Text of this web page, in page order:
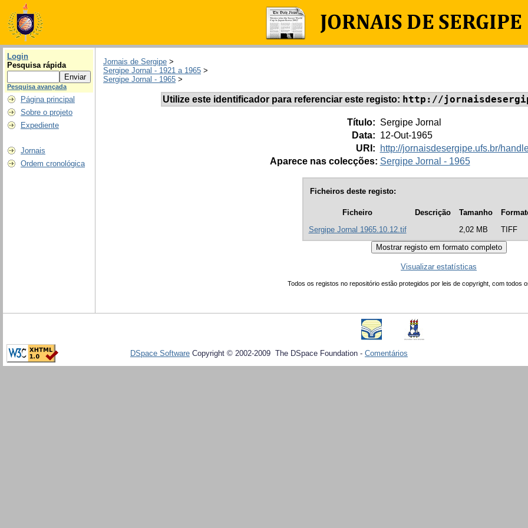
Login
Pesquisa rápida
Pesquisa avançada
Página principal
Sobre o projeto
Expediente
Jornais
Ordem cronológica
Jornais de Sergipe >
Sergipe Jornal - 1921 a 1965 >
Sergipe Jornal - 1965 >
Utilize este identificador para referenciar este registo: http://
Título: Sergipe Jornal
Data: 12-Out-1965
URI:
http://jornaisdesergipe.ufs.br/
Aparece nas colecções: Sergipe Jornal - 1965
Ficheiros deste registo:
Ficheiro Descrição Tamanho
Sergipe Jornal 1965.10.12.tif
2,02 MB TIFF
Visualizar estatísticas
Todos os registos no repositório estão protegidos por leis de copyright, com todos
DSpace Software Copyright © 2002-2009 The DSpace Foundation - Comentários